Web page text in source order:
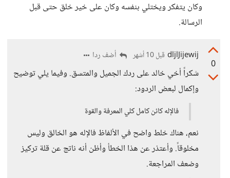
وكان يتفكر ويختلي بنفسه وكان على خير خلق حتى قبل
الرسالة.
0
dljlJijewij قبل 10 أشهر أضف ردا
شكراً أخي خالد على ردك الجميل والمتسق. وفيما يلي توضيح
وإكمال لبعض الردود:
فالإله كائن كامل كلي المعرفة والقوة
نعم، هناك خلط واضح في الألفاظ فالإله هو الخالق وليس
مخلوقاً. وأعتذر عن هذا الخطأ وأظن أنه ناتج عن قلة تركيز
وضعف المراجعة.